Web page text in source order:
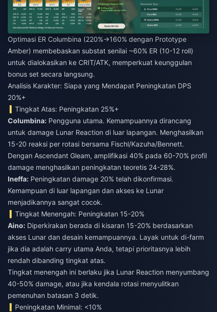
Optimasi ER Columbina (220%→160% dengan Prototype
Amber) membebaskan substat senilai ~60% ER (10-12 roll)
untuk dialokasikan ke CRIT/ATK, memperkuat keunggulan
bonus set secara langsung.
Analisis Karakter: Siapa yang Mendapat Peningkatan DPS
20%+
Tingkat Atas: Peningkatan 25%+
Columbina: Pengguna utama. Kemampuannya dirancang
untuk damage Lunar Reaction di luar lapangan. Menghasilkan
15-20 reaksi per rotasi bersama Fischl/Kazuha/Bennett.
Dengan Ascendant Gleam, amplifikasi 40% pada 60-70% profil
damage menghasilkan peningkatan teoretis 24-28%.
Ineffa: Peningkatan damage 20% telah dikonfirmasi.
Kemampuan di luar lapangan dan akses ke Lunar
menjadikannya sangat cocok.
Tingkat Menengah: Peningkatan 15-20%
Aino: Diperkirakan berada di kisaran 15-20% berdasarkan
akses Lunar dan desain kemampuannya. Layak untuk di-farm
jika dia adalah carry utama Anda, tetapi prioritasnya lebih
rendah dibanding tingkat atas.
Tingkat menengah ini berlaku jika Lunar Reaction menyumbang
40-50% damage, atau jika kendala rotasi menyulitkan
pemenuhan batasan 3 detik.
Peningkatan Minimal: <10%